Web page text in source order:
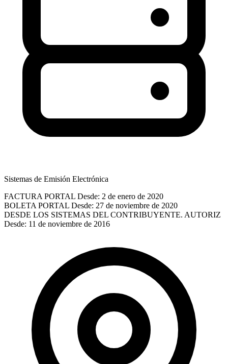
Sistemas de Emisión Electrónica
FACTURA PORTAL Desde: 2 de enero de 2020
BOLETA PORTAL Desde: 27 de noviembre de 2020
DESDE LOS SISTEMAS DEL CONTRIBUYENTE. AUTORIZ
Desde: 11 de noviembre de 2016